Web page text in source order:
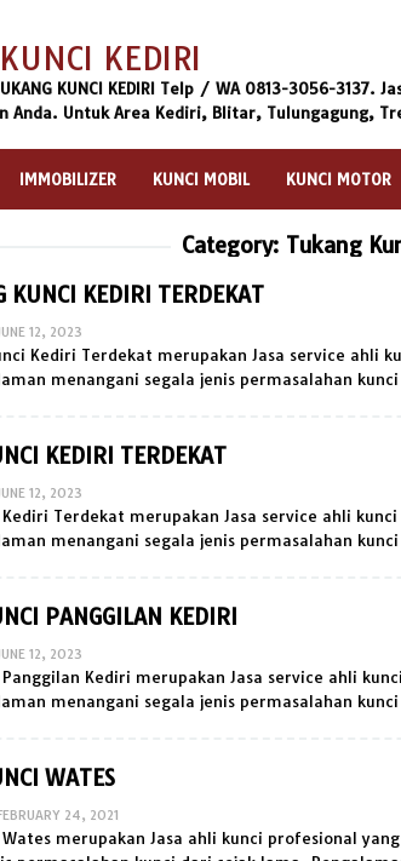
KEDIRI
KUNCI KEDIRI Telp / WA 0813-3056-
Anda. Untuk Area Kediri, Blitar, Tulungagung,
IMMOBILIZER KUNCI MOBIL KUNCI MOTOR
Category: Tukang
KUNCI KEDIRI TERDEKAT
12, 2023
Kediri Terdekat merupakan Jasa service ahli
menangani segala jenis permasalahan
KEDIRI TERDEKAT
12, 2023
Terdekat merupakan Jasa service ahli
menangani segala jenis permasalahan
PANGGILAN KEDIRI
12, 2023
Kediri merupakan Jasa service ahli
menangani segala jenis permasalahan
WATES
24, 2021
merupakan Jasa ahli kunci profesional